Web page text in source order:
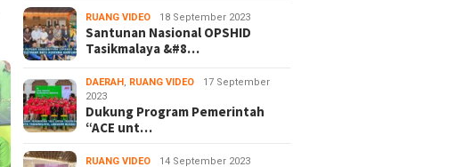
RUANG VIDEO 18 September 2023
Santunan Nasional OPSHID
Tasikmalaya &#8…
DAERAH , RUANG VIDEO
17 September
2023
Dukung Program Pemerintah
“ACE unt…
RUANG VIDEO 14 September 2023